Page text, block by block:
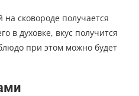
на сковороде получается
в духовке, вкус получится
при этом можно будет